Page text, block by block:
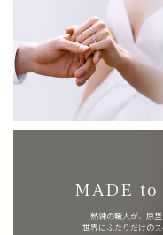
MADE to
熟練の職人が、原
世界にふたりだけの